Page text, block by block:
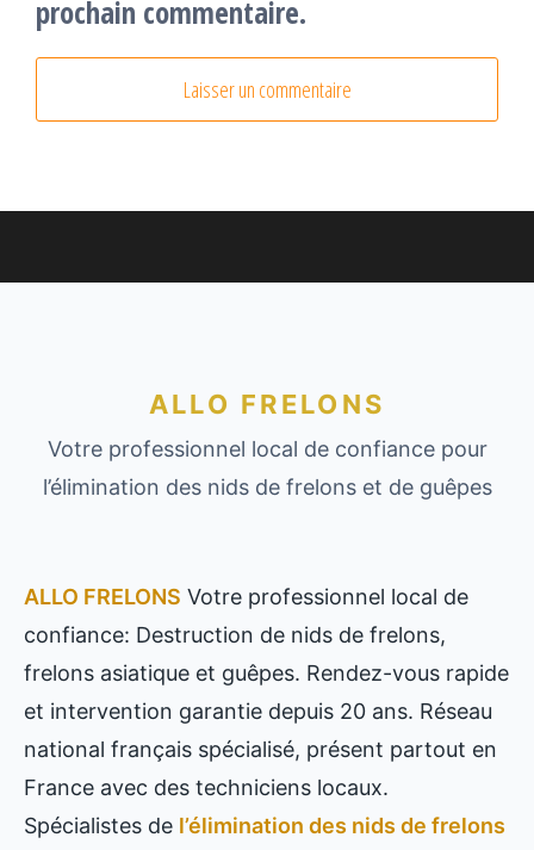
prochain commentaire.
ALLO FRELONS
Votre professionnel local de confiance pour
l’élimination des nids de frelons et de guêpes
ALLO FRELONS Votre professionnel local de
confiance: Destruction de nids de frelons,
frelons asiatique et guêpes. Rendez-vous rapide
et intervention garantie depuis 20 ans. Réseau
national français spécialisé, présent partout en
France avec des techniciens locaux.
Spécialistes de l’élimination des nids de frelons